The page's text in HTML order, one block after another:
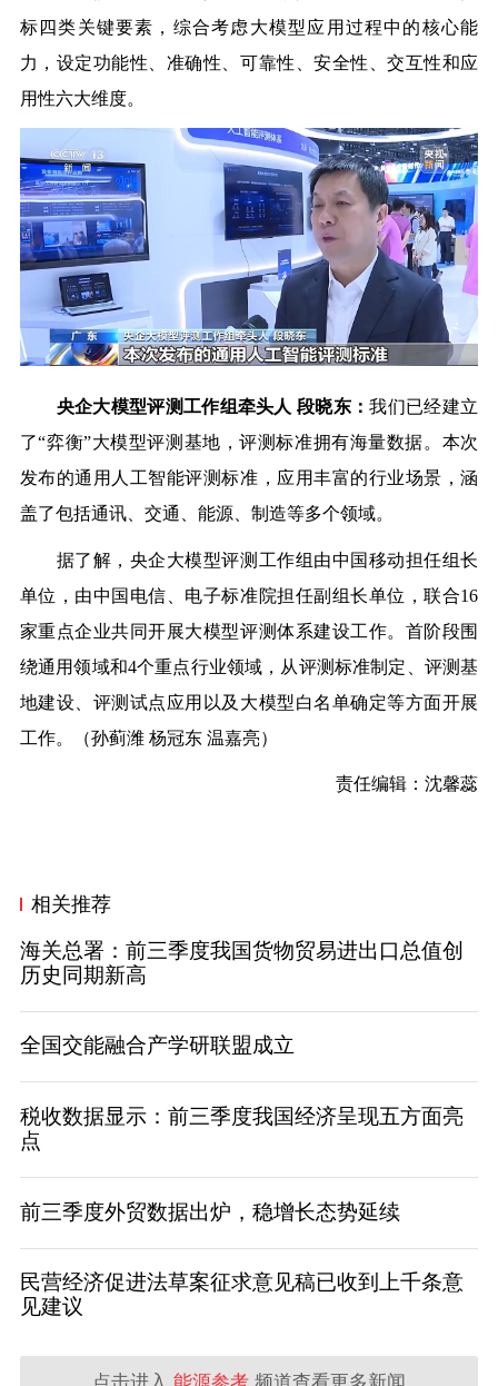
标四类关键要素，综合考虑大模型应用过程中的核心能
力，设定功能性、准确性、可靠性、安全性、交互性和应
用性六大维度。
央企大模型评测工作组牵头人 段晓东：我们已经建立
了“弈衡”大模型评测基地，评测标准拥有海量数据。本次
发布的通用人工智能评测标准，应用丰富的行业场景，涵
盖了包括通讯、交通、能源、制造等多个领域。
据了解，央企大模型评测工作组由中国移动担任组长
单位，由中国电信、电子标准院担任副组长单位，联合16
家重点企业共同开展大模型评测体系建设工作。首阶段围
绕通用领域和4个重点行业领域，从评测标准制定、评测基
地建设、评测试点应用以及大模型白名单确定等方面开展
工作。（孙蓟潍 杨冠东 温嘉亮）
责任编辑：沈馨蕊
相关推荐
海关总署：前三季度我国货物贸易进出口总值创
历史同期新高
全国交能融合产学研联盟成立
税收数据显示：前三季度我国经济呈现五方面亮
点
前三季度外贸数据出炉，稳增长态势延续
民营经济促进法草案征求意见稿已收到上千条意
见建议